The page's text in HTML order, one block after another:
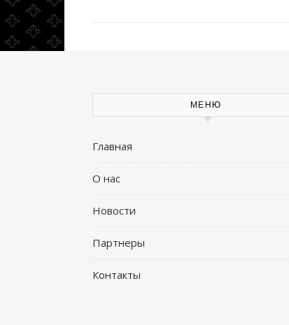
МЕНЮ
Главная
О нас
Новости
Партнеры
Контакты